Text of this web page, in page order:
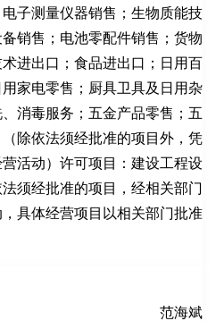
子测量仪器销售；生物质能技
销售；电池零配件销售；货物
进出口；食品进出口；日用百
家电零售；厨具卫具及日用杂
消毒服务；五金产品零售；五
除依法须经批准的项目外，凭
活动）许可项目：建设工程设
须经批准的项目，经相关部门
具体经营项目以相关部门批准
范海斌